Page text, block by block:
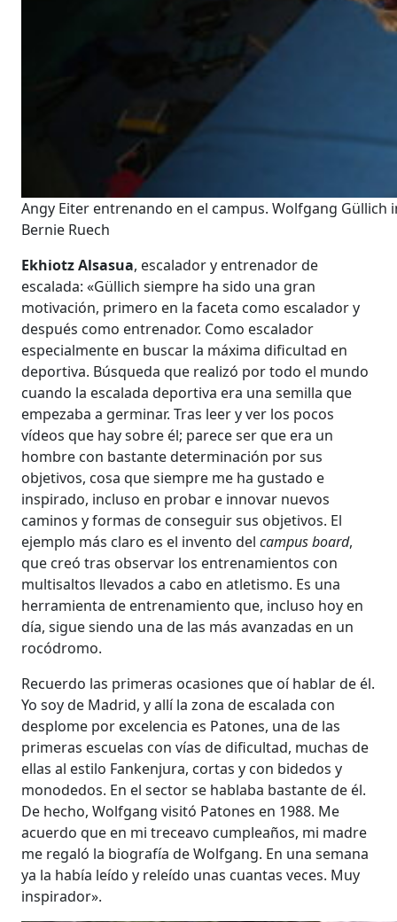
Angy Eiter entrenando en el campus. Wolfgang
Bernie Ruech
Ekhiotz Alsasua, escalador y entrenador de
escalada: «Güllich siempre ha sido una gran
motivación, primero en la faceta como escalador y
después como entrenador. Como escalador
especialmente en buscar la máxima dificultad en
deportiva. Búsqueda que realizó por todo el mundo
cuando la escalada deportiva era una semilla que
empezaba a germinar. Tras leer y ver los pocos
vídeos que hay sobre él; parece ser que era un
hombre con bastante determinación por sus
objetivos, cosa que siempre me ha gustado e
inspirado, incluso en probar e innovar nuevos
caminos y formas de conseguir sus objetivos. El
ejemplo más claro es el invento del campus board,
que creó tras observar los entrenamientos con
multisaltos llevados a cabo en atletismo. Es una
herramienta de entrenamiento que, incluso hoy en
día, sigue siendo una de las más avanzadas en un
rocódromo.
Recuerdo las primeras ocasiones que oí hablar de él.
Yo soy de Madrid, y allí la zona de escalada con
desplome por excelencia es Patones, una de las
primeras escuelas con vías de dificultad, muchas de
ellas al estilo Fankenjura, cortas y con bidedos y
monodedos. En el sector se hablaba bastante de él.
De hecho, Wolfgang visitó Patones en 1988. Me
acuerdo que en mi treceavo cumpleaños, mi madre
me regaló la biografía de Wolfgang. En una semana
ya la había leído y releído unas cuantas veces. Muy
inspirador».